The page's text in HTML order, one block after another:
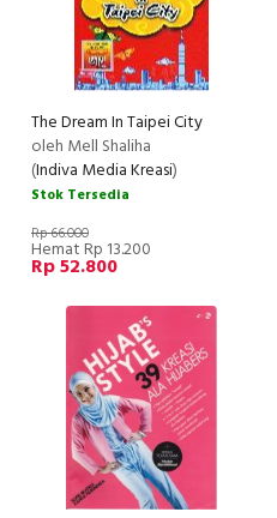
The Dream In Taipei City
oleh Mell Shaliha
(Indiva Media Kreasi)
Stok Tersedia
Rp 66.000
Hemat Rp 13.200
Rp 52.800